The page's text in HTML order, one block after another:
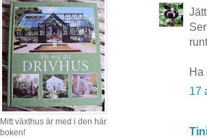
Ha
17
Mitt växthus är med i den här
boken!